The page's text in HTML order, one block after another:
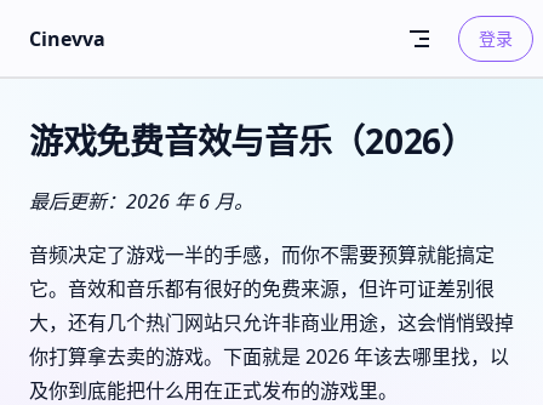
Skip to content
Cinevva 登录
游戏免费音效与音乐（2026）
最后更新：2026 年 6 月。
音频决定了游戏一半的手感，而你不需要预算就能搞定
它。音效和音乐都有很好的免费来源，但许可证差别很
大，还有几个热门网站只允许非商业用途，这会悄悄毁掉
你打算拿去卖的游戏。下面就是 2026 年该去哪里找，以
及你到底能把什么用在正式发布的游戏里。